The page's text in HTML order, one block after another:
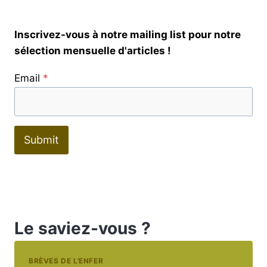
Inscrivez-vous à notre mailing list pour notre
sélection mensuelle d'articles !
Email *
Submit
Le saviez-vous ?
BRÈVES DE L'ENFER